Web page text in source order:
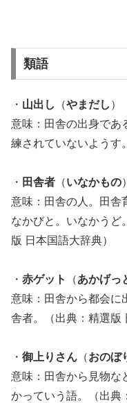
類語
・ 山出し （やまだし ）
意味：田舎の出身であ
練されていないようす
・ 田舎者 （いなかもの）
意味：田舎の人。田舎
なかびと。いなかうど
版 日本国語大辞典）
・ 赤ゲット （あかげっ
意味：田舎から都会に
舎者。（出典：精選版
・ 御上りさん （おのぼ
意味：田舎から見物な
かっていう語。（出典